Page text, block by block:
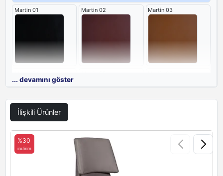
Martin 01 Martin 02 Martin 03
Martin 07 Martin 14
... devamını göster
İlişkili Ürünler
%30
indirim